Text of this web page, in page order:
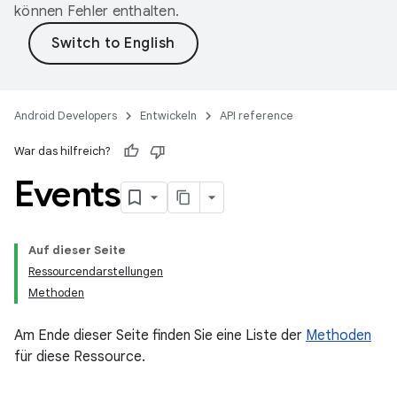
können Fehler enthalten.
Android Developers Entwickeln API reference
War das hilfreich?
Events
Auf dieser Seite
Ressourcendarstellungen
Methoden
Am Ende dieser Seite finden Sie eine Liste der Methoden
für diese Ressource.